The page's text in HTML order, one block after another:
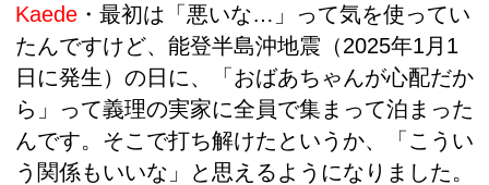
Kaede ・最初は「悪いな…」って気を使ってい
たんですけど、能登半島沖地震（2025年1月1
日に発生）の日に、「おばあちゃんが心配だか
ら」って義理の実家に全員で集まって泊まった
んです。そこで打ち解けたというか、「こうい
う関係もいいな」と思えるようになりました。